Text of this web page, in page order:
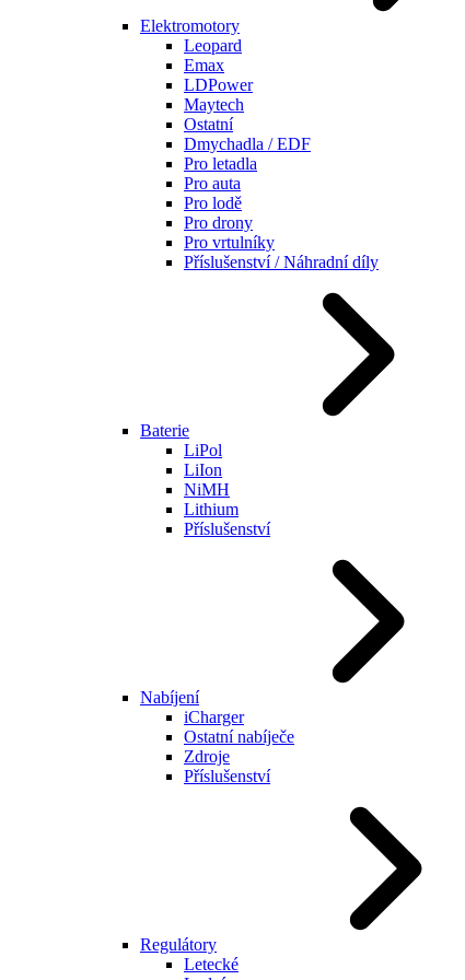
Elektromotory
Leopard
Emax
LDPower
Maytech
Ostatní
Dmychadla / EDF
Pro letadla
Pro auta
Pro lodě
Pro drony
Pro vrtulníky
Příslušenství / Náhradní díly
Baterie
LiPol
LiIon
NiMH
Lithium
Příslušenství
Nabíjení
iCharger
Ostatní nabíječe
Zdroje
Příslušenství
Regulátory
Letecké